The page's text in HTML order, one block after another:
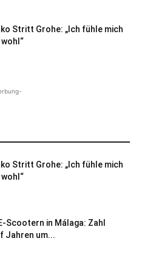
Stritt Grohe: „Ich fühle mich
Stritt Grohe: „Ich fühle mich
Scootern in Málaga: Zahl
Jahren um...